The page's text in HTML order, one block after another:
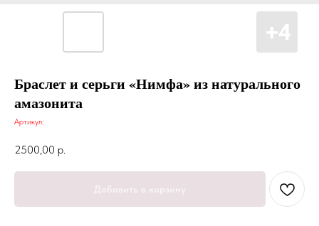
Браслет и серьги «Нимфа» из натурального
амазонита
Артикул:
2500,00 р.